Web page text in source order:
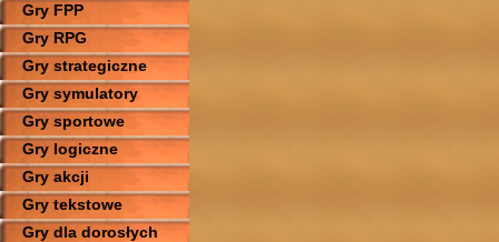
Gry FPP
Gry RPG
Gry strategiczne
Gry symulatory
Gry sportowe
Gry logiczne
Gry akcji
Gry tekstowe
Gry dla dorosłych